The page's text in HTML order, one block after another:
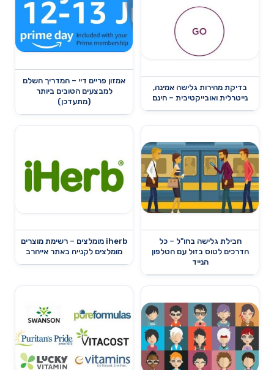
בדיקת מהירות גלישה אמינה,
נייטרלית ואובייקטיבית – חינם
אמזון פריים דיי – המדריך השלם
למבצעים הטובים ביותר
(מתעדכן)
חבילת גלישה בחו"ל – כל
הדרכים לטוס בזול עם הטלפון
הנייד
iherb מומלצים – רשימת מוצרים
מומלצים לקנייה באתר אייהרב